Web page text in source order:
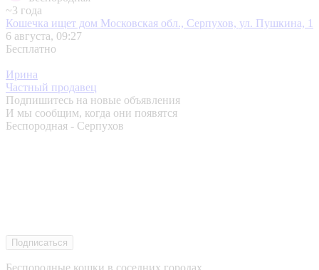
~3 года
Кошечка ищет дом Московская обл., Серпухов, ул. Пушкина, 1
6 августа, 09:27
Бесплатно
Ирина
Частный продавец
Подпишитесь на новые объявления
И мы сообщим, когда они появятся
Беспородная - Серпухов
Подписаться
Беспородные кошки в соседних городах